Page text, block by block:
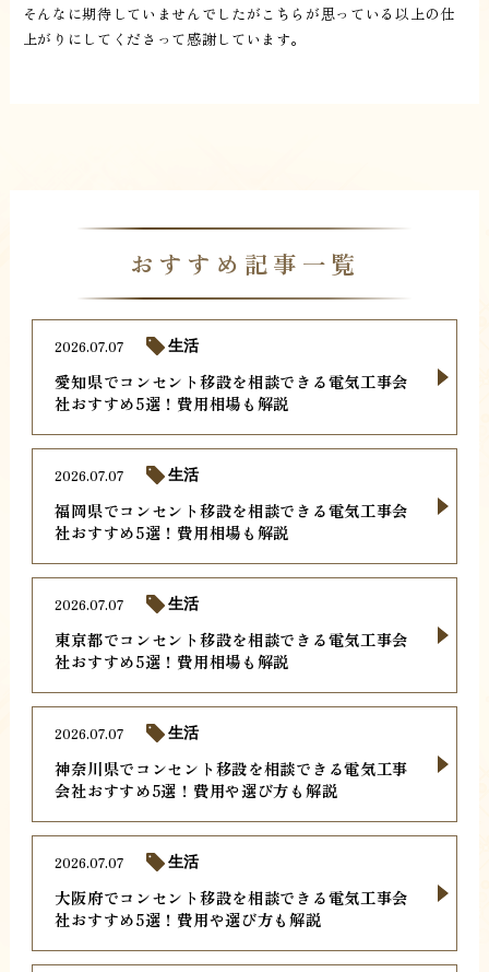
そんなに期待していませんでしたがこちらが思っている以上の仕
上がりにしてくださって感謝しています。
おすすめ記事一覧
愛知県でコンセント移設を相談できる電気工事会
社おすすめ5選！費用相場も解説
2026.07.07 生活
福岡県でコンセント移設を相談できる電気工事会
社おすすめ5選！費用相場も解説
2026.07.07 生活
東京都でコンセント移設を相談できる電気工事会
社おすすめ5選！費用相場も解説
2026.07.07 生活
神奈川県でコンセント移設を相談できる電気工事
会社おすすめ5選！費用や選び方も解説
2026.07.07 生活
大阪府でコンセント移設を相談できる電気工事会
社おすすめ5選！費用や選び方も解説
2026.07.07 生活